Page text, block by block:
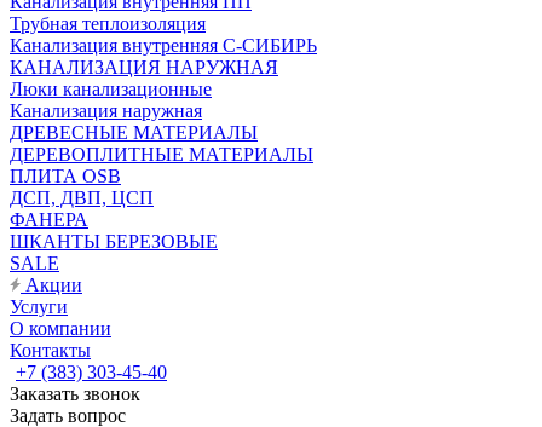
Трубная теплоизоляция
Канализация внутренняя С-СИБИРЬ
КАНАЛИЗАЦИЯ НАРУЖНАЯ
Люки канализационные
Канализация наружная
ДРЕВЕСНЫЕ МАТЕРИАЛЫ
ДЕРЕВОПЛИТНЫЕ МАТЕРИАЛЫ
ПЛИТА OSB
ДСП, ДВП, ЦСП
ФАНЕРА
ШКАНТЫ БЕРЕЗОВЫЕ
SALE
Акции
Услуги
О компании
Контакты
+7 (383) 303-45-40
Заказать звонок
Задать вопрос